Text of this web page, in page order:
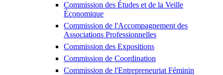
Commission des Études et de la Veille
Économique
Commission de l'Accompagnement des
Associations Professionnelles
Commission des Expositions
Commission de Coordination
Commission de l'Entrepreneuriat Féminin